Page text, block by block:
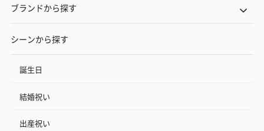
ブランドから探す
シーンから探す
誕生日
結婚祝い
出産祝い